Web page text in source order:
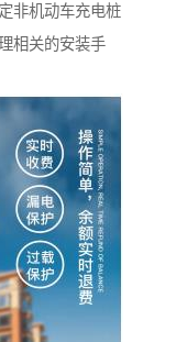
非机动车充电桩
相关的安装手